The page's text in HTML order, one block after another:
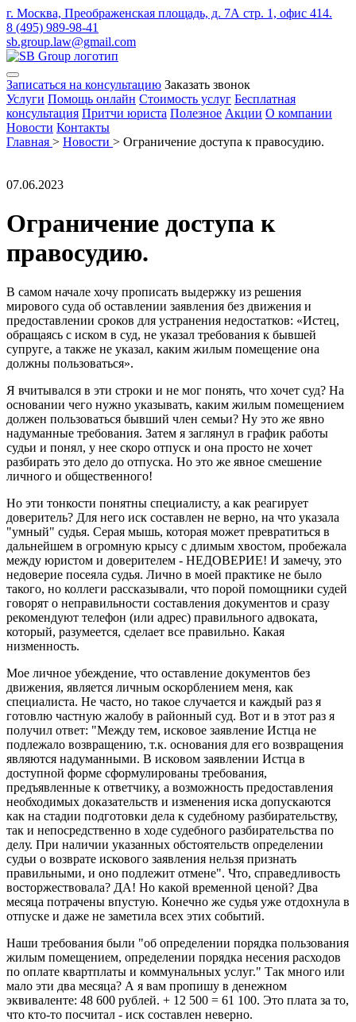
г. Москва, Преображенская площадь, д. 7А стр. 1, офис 414.
8 (495) 989-98-41
sb.group.law@gmail.com
Записаться на консультацию Заказать звонок
Услуги Помощь онлайн Стоимость услуг Бесплатная
консультация Притчи юриста Полезное Акции О компании
Новости Контакты
Главная > Новости > Ограничение доступа к правосудию.
07.06.2023
Ограничение доступа к
правосудию.
В самом начале хочу прописать выдержку из решения
мирового суда об оставлении заявления без движения и
предоставлении сроков для устранения недостатков: «Истец,
обращаясь с иском в суд, не указал требования к бывшей
супруге, а также не указал, каким жилым помещение она
должны пользоваться».
Я вчитывался в эти строки и не мог понять, что хочет суд? На
основании чего нужно указывать, каким жилым помещением
должен пользоваться бывший член семьи? Ну это же явно
надуманные требования. Затем я заглянул в график работы
судьи и понял, у нее скоро отпуск и она просто не хочет
разбирать это дело до отпуска. Но это же явное смешение
личного и общественного!
Но эти тонкости понятны специалисту, а как реагирует
доверитель? Для него иск составлен не верно, на что указала
"умный" судья. Серая мышь, которая может превратиться в
дальнейшем в огромную крысу с длимым хвостом, пробежала
между юристом и доверителем - НЕДОВЕРИЕ! И замечу, это
недоверие посеяла судья. Лично в моей практике не было
такого, но коллеги рассказывали, что порой помощники судей
говорят о неправильности составления документов и сразу
рекомендуют телефон (или адрес) правильного адвоката,
который, разумеется, сделает все правильно. Какая
низменность.
Мое личное убеждение, что оставление документов без
движения, является личным оскорблением меня, как
специалиста. Не часто, но такое случается и каждый раз я
готовлю частную жалобу в районный суд. Вот и в этот раз я
получил ответ: "Между тем, исковое заявление Истца не
подлежало возвращению, т.к. основания для его возвращения
являются надуманными. В исковом заявлении Истца в
доступной форме сформулированы требования,
предъявленные к ответчику, а возможность предоставления
необходимых доказательств и изменения иска допускаются
как на стадии подготовки дела к судебному разбирательству,
так и непосредственно в ходе судебного разбирательства по
делу. При наличии указанных обстоятельств определении
судьи о возврате искового заявления нельзя признать
правильными, и оно подлежит отмене". Что, справедливость
восторжествовала? ДА! Но какой временной ценой? Два
месяца потрачены впустую. Конечно же судья уже отдохнула в
отпуске и даже не заметила всех этих событий.
Наши требования были "об определении порядка пользования
жилым помещением, определении порядка несения расходов
по оплате квартплаты и коммунальных услуг." Так много или
мало эти два месяца? А я вам пропишу в денежном
эквиваленте: 48 600 рублей. + 12 500 = 61 100. Это плата за то,
что кто-то посчитал - иск составлен неверно.